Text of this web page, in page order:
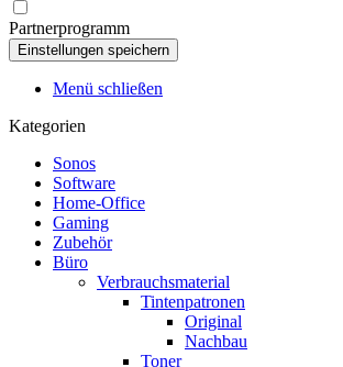
Partnerprogramm
Menü schließen
Kategorien
Sonos
Software
Home-Office
Gaming
Zubehör
Büro
Verbrauchsmaterial
Tintenpatronen
Original
Nachbau
Toner